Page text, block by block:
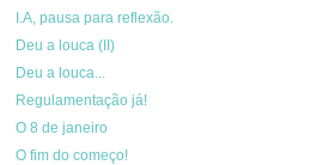
I.A, pausa para reflexão.
Deu a louca (II)
Deu a louca...
Regulamentação já!
O 8 de janeiro
O fim do começo!